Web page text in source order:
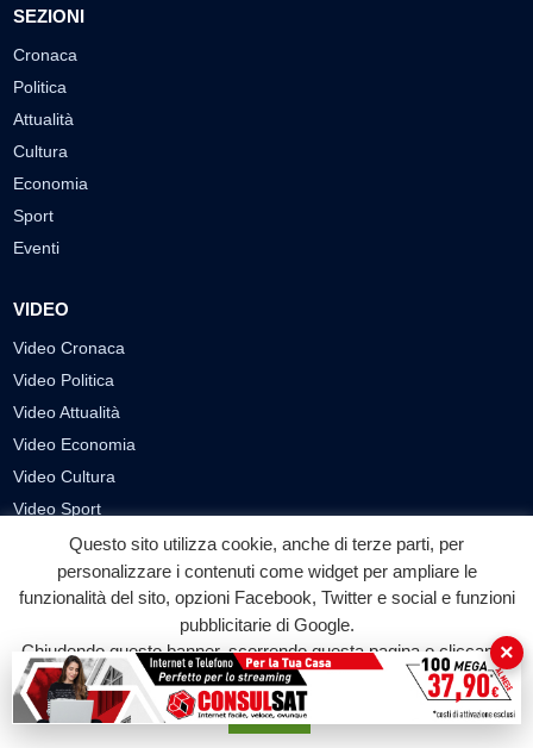
SEZIONI
Cronaca
Politica
Attualità
Cultura
Economia
Sport
Eventi
VIDEO
Video Cronaca
Video Politica
Video Attualità
Video Economia
Video Cultura
Video Sport
Video Tecnologie
Video Curiosità
Video
PUBBLICITÀ
Richiesta pubblicazione articoli/banner
Questo sito utilizza cookie, anche di terze parti, per
personalizzare i contenuti come widget per ampliare le
funzionalità del sito, opzioni Facebook, Twitter e social e funzioni
pubblicitarie di Google.
Chiudendo questo banner, scorrendo questa pagina o cliccando
su qualunque suo elemento acconsenti all'uso dei cookie.
Accetta
×